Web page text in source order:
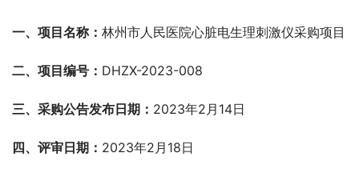
一、项目名称： 林州市人民医院心脏电生理刺激仪采购项目
二、项目编号： DHZX-2023-008
三、采购公告发布日期： 2023年2月14日
四、评审日期： 2023年2月18日